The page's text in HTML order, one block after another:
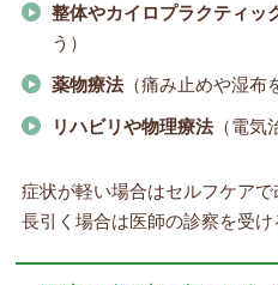
整体やカイロプラクティッ
う）
薬物療法（痛み止めや湿布
リハビリや物理療法（電気
症状が軽い場合はセルフケアで
長引く場合は医師の診察を受け